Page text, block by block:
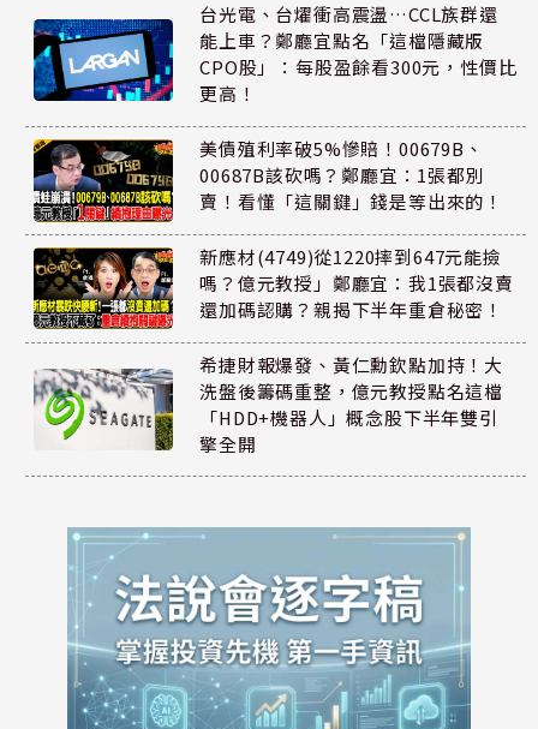
台光電、台燿衝高震盪…CCL族群還
能上車？鄭廳宜點名「這檔隱藏版
CPO股」：每股盈餘看300元，性價比
更高！
美債殖利率破5%慘賠！00679B、
00687B該砍嗎？鄭廳宜：1張都別
賣！看懂「這關鍵」錢是等出來的！
新應材(4749)從1220摔到647元能撿
嗎？億元教授」鄭廳宜：我1張都沒賣
還加碼認購？親揭下半年重倉秘密！
希捷財報爆發、黃仁勳欽點加持！大
洗盤後籌碼重整，億元教授點名這檔
「HDD+機器人」概念股下半年雙引
擎全開